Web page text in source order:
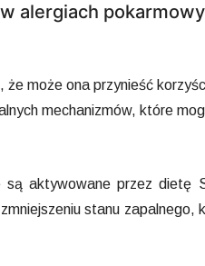
alergiach
może ona przynieść
mechanizmów, które
są aktywowane przez dietę
stanu